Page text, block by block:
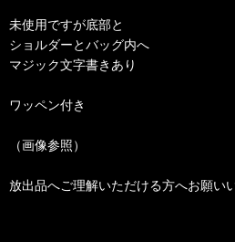
未使用ですが底部と
ショルダーとバッグ内へ
マジック文字書きあり
ワッペン付き
（画像参照）
放出品へご理解いただける方へお願い